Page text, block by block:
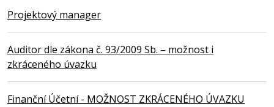
Projektový manager
Auditor dle zákona č. 93/2009 Sb. – možnost i
zkráceného úvazku
Finanční Účetní - MOŽNOST ZKRÁCENÉHO ÚVAZKU